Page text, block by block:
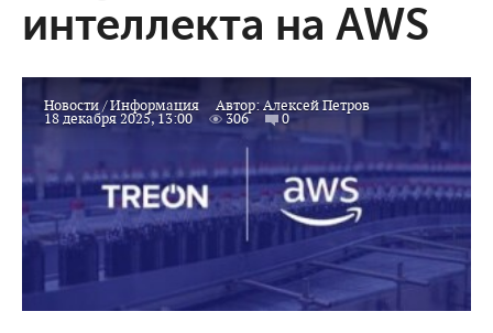
интеллекта на AWS
Новости/Информация Автор:Алексей Петров
18 декабря 2025, 13:00 306 0